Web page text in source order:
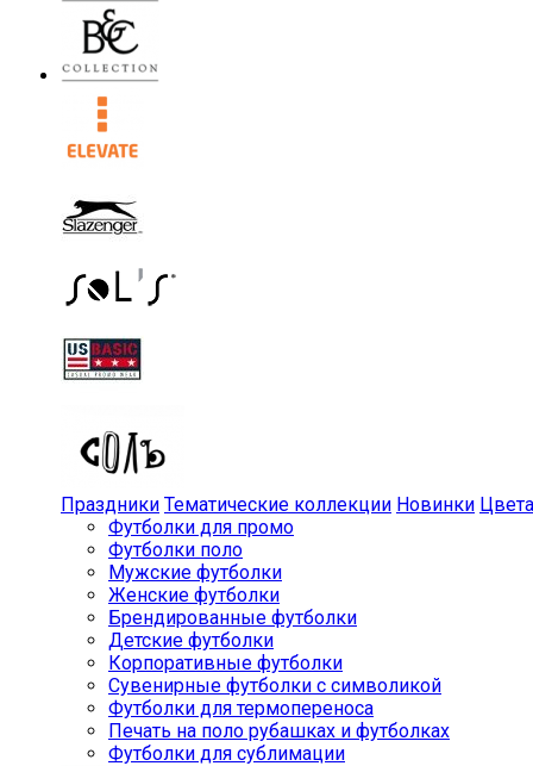
Праздники Тематические коллекции Новинки Цвета
Футболки для промо
Футболки поло
Мужские футболки
Женские футболки
Брендированные футболки
Детские футболки
Корпоративные футболки
Сувенирные футболки с символикой
Футболки для термопереноса
Печать на поло рубашках и футболках
Футболки для сублимации